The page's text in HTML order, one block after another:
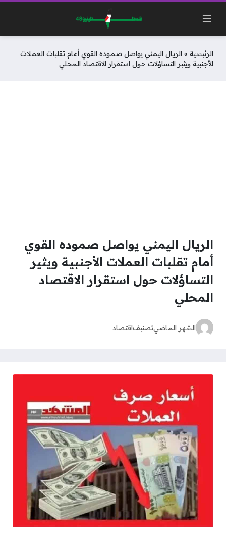
الرئيسية » الريال اليمني يواصل صموده القوي أمام تقلبات العملات
الأجنبية ويثير التساؤلات حول استقرار الاقتصاد المحلي
الريال اليمني يواصل صموده القوي
أمام تقلبات العملات الأجنبية ويثير
التساؤلات حول استقرار الاقتصاد
المحلي
الشهر الماضيتصنيفاقتصاد